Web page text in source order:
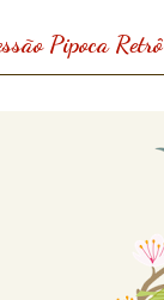
Pipoca Retrô